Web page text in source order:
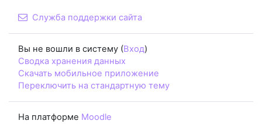
Служба поддержки сайта
Вы не вошли в систему (Вход)
Сводка хранения данных
Скачать мобильное приложение
Переключить на стандартную тему
На платформе Moodle